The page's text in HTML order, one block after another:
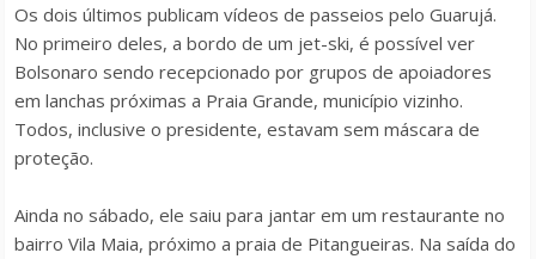
Os dois últimos publicam vídeos de passeios pelo Guarujá.
No primeiro deles, a bordo de um jet-ski, é possível ver
Bolsonaro sendo recepcionado por grupos de apoiadores
em lanchas próximas a Praia Grande, município vizinho.
Todos, inclusive o presidente, estavam sem máscara de
proteção.
Ainda no sábado, ele saiu para jantar em um restaurante no
bairro Vila Maia, próximo a praia de Pitangueiras. Na saída do